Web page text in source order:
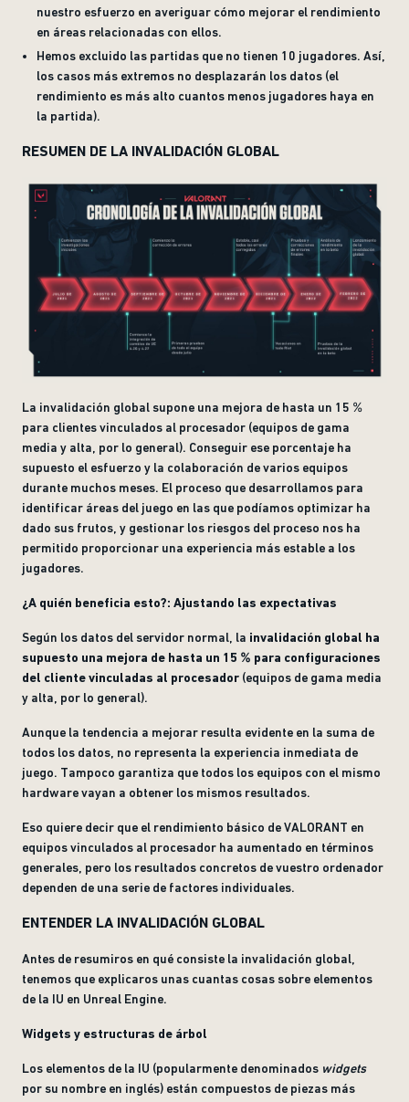
nuestro esfuerzo en averiguar cómo mejorar el rendimiento
en áreas relacionadas con ellos.
Hemos excluido las partidas que no tienen 10 jugadores. Así,
los casos más extremos no desplazarán los datos (el
rendimiento es más alto cuantos menos jugadores haya en
la partida).
RESUMEN DE LA INVALIDACIÓN GLOBAL
La invalidación global supone una mejora de hasta un 15 %
para clientes vinculados al procesador (equipos de gama
media y alta, por lo general). Conseguir ese porcentaje ha
supuesto el esfuerzo y la colaboración de varios equipos
durante muchos meses. El proceso que desarrollamos para
identificar áreas del juego en las que podíamos optimizar ha
dado sus frutos, y gestionar los riesgos del proceso nos ha
permitido proporcionar una experiencia más estable a los
jugadores.
¿A quién beneficia esto?: Ajustando las expectativas
Según los datos del servidor normal, la invalidación global ha
supuesto una mejora de hasta un 15 % para configuraciones
del cliente vinculadas al procesador (equipos de gama media
y alta, por lo general).
Aunque la tendencia a mejorar resulta evidente en la suma de
todos los datos, no representa la experiencia inmediata de
juego. Tampoco garantiza que todos los equipos con el mismo
hardware vayan a obtener los mismos resultados.
Eso quiere decir que el rendimiento básico de VALORANT en
equipos vinculados al procesador ha aumentado en términos
generales, pero los resultados concretos de vuestro ordenador
dependen de una serie de factores individuales.
ENTENDER LA INVALIDACIÓN GLOBAL
Antes de resumiros en qué consiste la invalidación global,
tenemos que explicaros unas cuantas cosas sobre elementos
de la IU en Unreal Engine.
Widgets y estructuras de árbol
Los elementos de la IU (popularmente denominados widgets
por su nombre en inglés) están compuestos de piezas más